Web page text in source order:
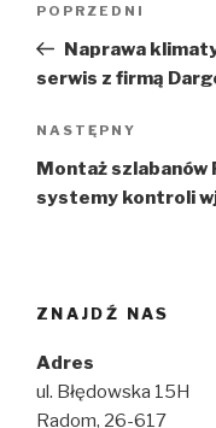
Poprzedni
wpis
POPRZEDNI
Naprawa
serwis z firmą
Następny
wpis
NASTĘPNY
Montaż szlabanów
systemy kontroli
ZNAJDŹ NAS
Adres
ul. Błędowska 15H
Radom, 26-617